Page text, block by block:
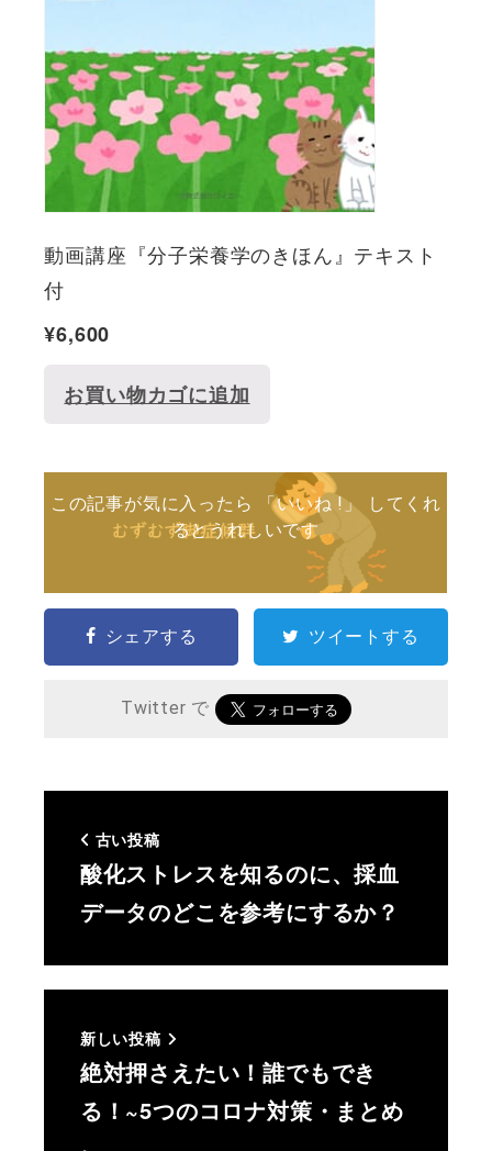
動画講座『分子栄養学のきほん』テキスト
付
¥6,600
お買い物カゴに追加
この記事が気に入ったら 「いいね !」 してくれ
るとうれしいです
シェアする ツイートする
Twitter で
古い投稿
酸化ストレスを知るのに、採血
データのどこを参考にするか？
新しい投稿
絶対押さえたい！誰でもでき
る！~5つのコロナ対策・まとめ